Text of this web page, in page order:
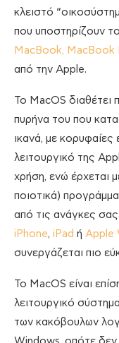
κλειστό
που υποστηρίζουν
MacBook, MacBook
από την Apple.
To MacOS διαθέτει
πυρήνα του που
ικανά, με
λειτουργικό της
χρήση, ενώ έρχεται
ποιοτικά)
από τις ανάγκες
iPhone, iPad ή Apple
συνεργάζεται πιο
Το MacOS είναι
λειτουργικό
των κακόβουλων